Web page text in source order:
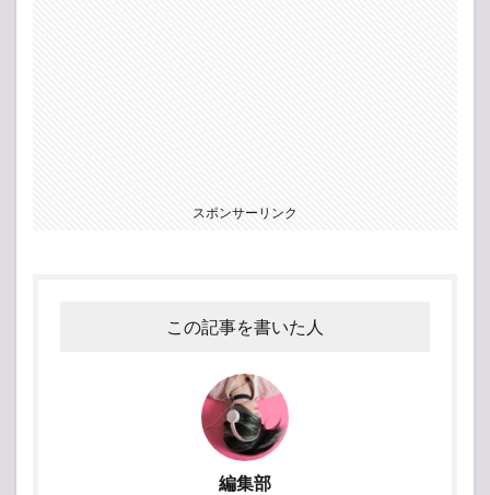
スポンサーリンク
この記事を書いた人
編集部